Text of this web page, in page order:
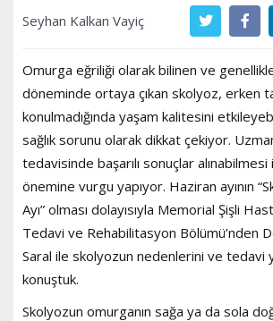
Seyhan Kalkan Vayiç
Omurga eğriliği olarak bilinen ve
döneminde ortaya çıkan skolyoz, erken
konulmadığında yaşam kalitesini
sağlık sorunu olarak dikkat çekiyor.
tedavisinde başarılı sonuçlar
önemine vurgu yapıyor. Haziran ayının
Ayı” olması dolayısıyla Memorial Şişli
Tedavi ve Rehabilitasyon Bölümü’nden
Saral ile skolyozun nedenlerini ve tedavi
konuştuk.
Skolyozun omurganın sağa ya da sola